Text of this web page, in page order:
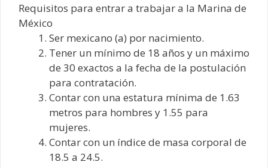
Requisitos para entrar a trabajar a la Marina de
México
Ser mexicano (a) por nacimiento.
Tener un mínimo de 18 años y un máximo
de 30 exactos a la fecha de la postulación
para contratación.
Contar con una estatura mínima de 1.63
metros para hombres y 1.55 para
mujeres.
Contar con un índice de masa corporal de
18.5 a 24.5.